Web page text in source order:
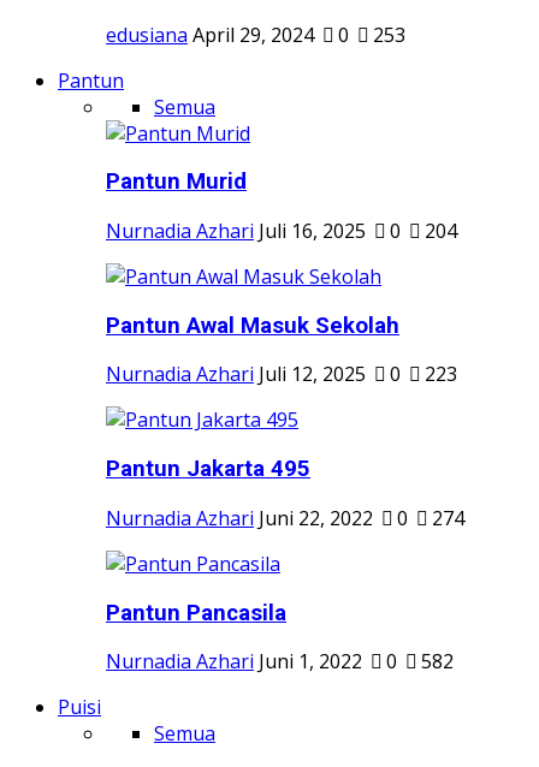
edusiana April 29, 2024 0
253
Pantun
Semua
Pantun Murid
Nurnadia Azhari Juli 16, 2025 0 204
Pantun Awal Masuk Sekolah
Nurnadia Azhari Juli 12, 2025 0 223
Pantun Jakarta 495
Nurnadia Azhari Juni 22, 2022 0 274
Pantun Pancasila
Nurnadia Azhari Juni 1, 2022 0
582
Puisi
Semua